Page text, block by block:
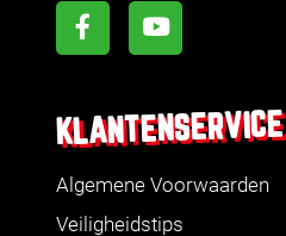
KLANTENSERVICE
Algemene Voorwaarden
Veiligheidstips